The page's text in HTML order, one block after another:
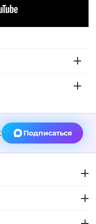
Подписаться